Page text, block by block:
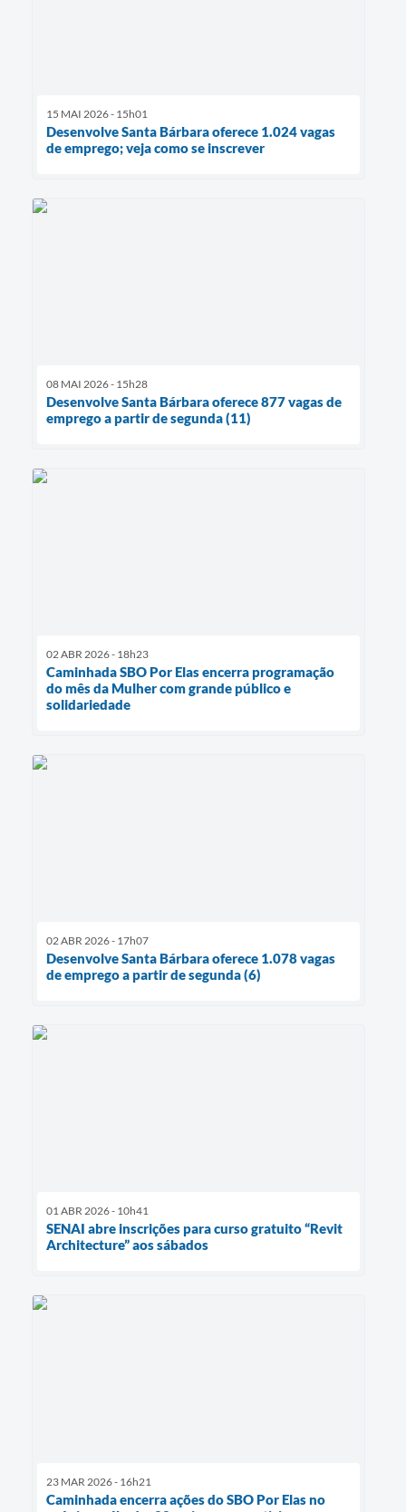
15 MAI 2026 - 15h01
Desenvolve Santa Bárbara oferece 1.024 vagas
de emprego; veja como se inscrever
08 MAI 2026 - 15h28
Desenvolve Santa Bárbara oferece 877 vagas de
emprego a partir de segunda (11)
02 ABR 2026 - 18h23
Caminhada SBO Por Elas encerra programação
do mês da Mulher com grande público e
solidariedade
02 ABR 2026 - 17h07
Desenvolve Santa Bárbara oferece 1.078 vagas
de emprego a partir de segunda (6)
01 ABR 2026 - 10h41
SENAI abre inscrições para curso gratuito “Revit
Architecture” aos sábados
23 MAR 2026 - 16h21
Caminhada encerra ações do SBO Por Elas no